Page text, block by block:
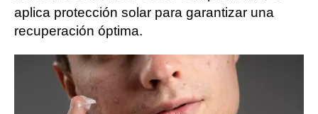
aplica protección solar para garantizar una
recuperación óptima.